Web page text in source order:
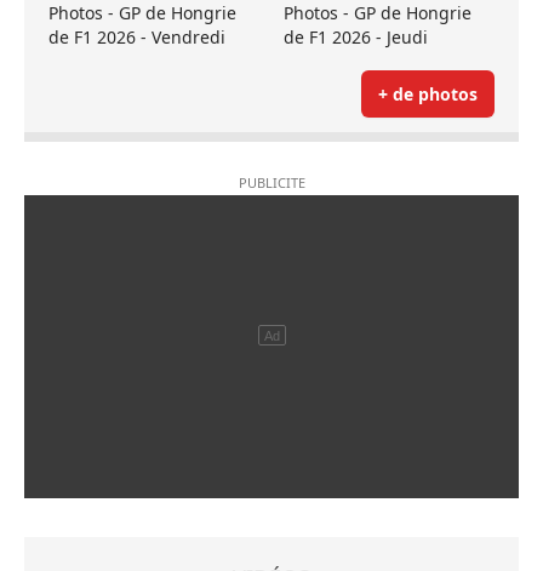
Photos - GP de Hongrie
de F1 2026 - Vendredi
Photos - GP de Hongrie
de F1 2026 - Jeudi
+ de photos